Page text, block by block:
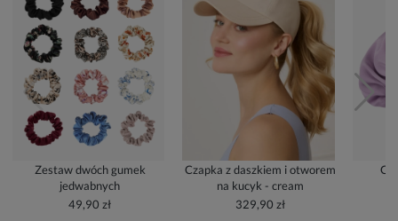
Zestaw dwóch gumek
jedwabnych
49,90 zł
Czapka z daszkiem i otworem
na kucyk - cream
329,90 zł